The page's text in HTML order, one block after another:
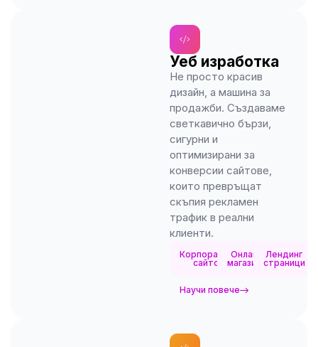
Уеб изработка
Не просто красив
дизайн, а машина за
продажби. Създаваме
светкавично бързи,
сигурни и
оптимизирани за
конверсии сайтове,
които превръщат
скъпия рекламен
трафик в реални
клиенти.
Корпоративни
сайтове
Онлайн
магазини
Лендинг
страници
Научи повече